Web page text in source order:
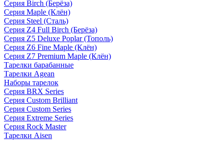
Серия Birch (Берёза)
Серия Maple (Клён)
Серия Steel (Сталь)
Серия Z4 Full Birch (Берёза)
Серия Z5 Deluxe Poplar (Тополь)
Серия Z6 Fine Maple (Клён)
Серия Z7 Premium Maple (Клён)
Тарелки барабанные
Тарелки Agean
Наборы тарелок
Серия BRX Series
Серия Custom Brilliant
Серия Custom Series
Серия Extreme Series
Серия Rock Master
Тарелки Aisen